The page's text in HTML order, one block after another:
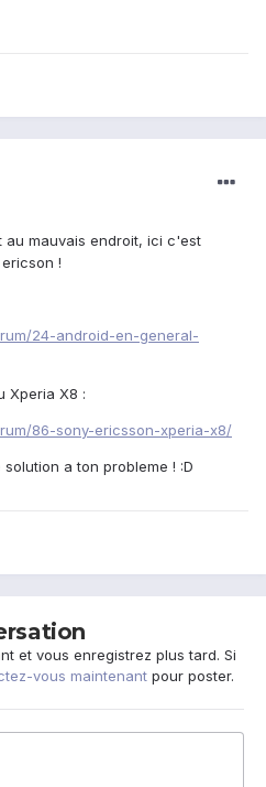
au mauvais endroit, ici c'est
!
24-android-en-general-
Xperia X8 :
86-sony-ericsson-xperia-x8/
a ton probleme ! :D
et vous enregistrez plus tard. Si
vous maintenant pour poster.